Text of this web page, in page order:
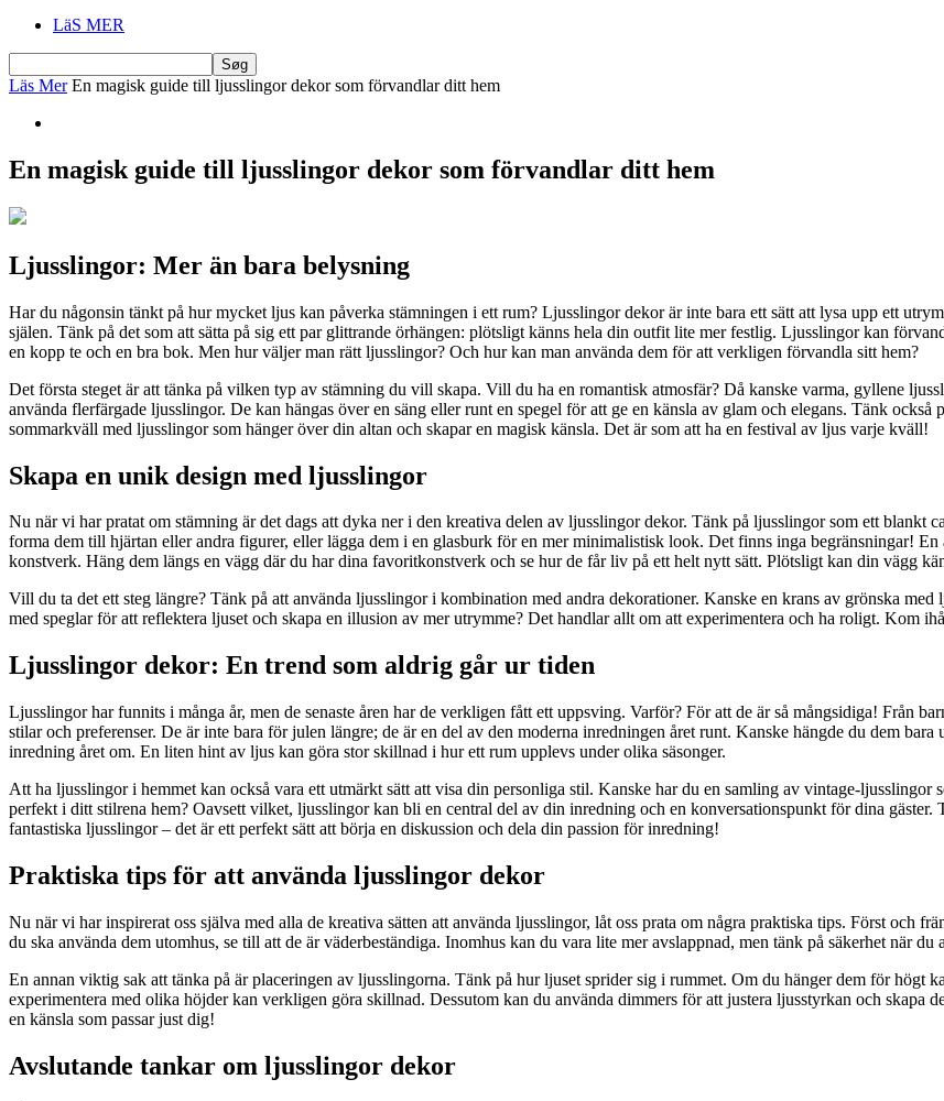
LäS MER
Läs Mer En magisk guide till ljusslingor dekor som förvandlar ditt hem
En magisk guide till ljusslingor dekor som förvandlar ditt hem
Ljusslingor: Mer än bara belysning
Har du någonsin tänkt på hur mycket ljus kan påverka stämningen i ett rum? Ljusslingor dekor är inte bara ett sätt att lysa upp ett
själen. Tänk på det som att sätta på sig ett par glittrande örhängen: plötsligt känns hela din outfit lite mer festlig. Ljusslingor kan
en kopp te och en bra bok. Men hur väljer man rätt ljusslingor? Och hur kan man använda dem för att verkligen förvandla sitt hem?
Det första steget är att tänka på vilken typ av stämning du vill skapa. Vill du ha en romantisk atmosfär? Då kanske varma, gyllene
använda flerfärgade ljusslingor. De kan hängas över en säng eller runt en spegel för att ge en känsla av glam och elegans. Tänk
sommarkväll med ljusslingor som hänger över din altan och skapar en magisk känsla. Det är som att ha en festival av ljus varje kväll!
Skapa en unik design med ljusslingor
Nu när vi har pratat om stämning är det dags att dyka ner i den kreativa delen av ljusslingor dekor. Tänk på ljusslingor som ett blankt
forma dem till hjärtan eller andra figurer, eller lägga dem i en glasburk för en mer minimalistisk look. Det finns inga begränsningar!
konstverk. Häng dem längs en vägg där du har dina favoritkonstverk och se hur de får liv på ett helt nytt sätt. Plötsligt kan din vägg
Vill du ta det ett steg längre? Tänk på att använda ljusslingor i kombination med andra dekorationer. Kanske en krans av grönska
med speglar för att reflektera ljuset och skapa en illusion av mer utrymme? Det handlar allt om att experimentera och ha roligt. Kom
Ljusslingor dekor: En trend som aldrig går ur tiden
Ljusslingor har funnits i många år, men de senaste åren har de verkligen fått ett uppsving. Varför? För att de är så mångsidiga! Från
stilar och preferenser. De är inte bara för julen längre; de är en del av den moderna inredningen året runt. Kanske hängde du dem
inredning året om. En liten hint av ljus kan göra stor skillnad i hur ett rum upplevs under olika säsonger.
Att ha ljusslingor i hemmet kan också vara ett utmärkt sätt att visa din personliga stil. Kanske har du en samling av vintage-
perfekt i ditt stilrena hem? Oavsett vilket, ljusslingor kan bli en central del av din inredning och en konversationspunkt för dina
fantastiska ljusslingor – det är ett perfekt sätt att börja en diskussion och dela din passion för inredning!
Praktiska tips för att använda ljusslingor dekor
Nu när vi har inspirerat oss själva med alla de kreativa sätten att använda ljusslingor, låt oss prata om några praktiska tips. Först och
du ska använda dem utomhus, se till att de är väderbeständiga. Inomhus kan du vara lite mer avslappnad, men tänk på säkerhet när
En annan viktig sak att tänka på är placeringen av ljusslingorna. Tänk på hur ljuset sprider sig i rummet. Om du hänger dem för högt
experimentera med olika höjder kan verkligen göra skillnad. Dessutom kan du använda dimmers för att justera ljusstyrkan och skapa
en känsla som passar just dig!
Avslutande tankar om ljusslingor dekor